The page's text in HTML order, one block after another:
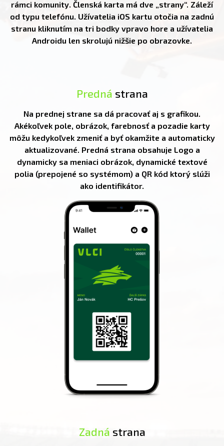
rámci komunity. Členská karta má dve „strany“. Záleží
od typu telefónu. Užívatelia iOS kartu otočia na zadnú
stranu kliknutím na tri bodky vpravo hore a užívatelia
Androidu len skrolujú nižšie po obrazovke.
Predná strana
Na prednej strane sa dá pracovať aj s grafikou.
Akékoľvek pole, obrázok, farebnosť a pozadie karty
môžu kedykoľvek zmeniť a byť okamžite a automaticky
aktualizované. Predná strana obsahuje Logo a
dynamicky sa meniaci obrázok, dynamické textové
polia (prepojené so systémom) a QR kód ktorý slúži
ako identifikátor.
Zadná strana